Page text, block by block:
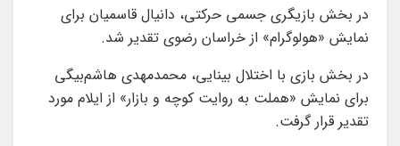
در بخش بازیگری جسمی حرکتی، دانیال قاسمیان برای
نمایش «هولوگرام» از خراسان رضوی تقدیر شد.
در بخش بازی با اختلال بینایی، محمدمهدی هاشم‌بیگی
برای نمایش «هملت به روایت کوچه و بازار» از ایلام مورد
تقدیر قرار گرفت.